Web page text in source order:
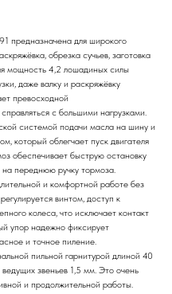
предназначена для широкого
обрезка сучьев, заготовка
мощность 4,2 лошадиных силы
даже валку и раскряжёвку
превосходной
с большими нагрузками.
системой подачи масла на шину и
который облегчает пуск двигателя
обеспечивает быструю остановку
переднюю ручку тормоза.
и комфортной работе без
винтом, доступ к
колеса, что исключает контакт
упор надежно фиксирует
и точное пиление.
пильной гарнитурой длиной 40
звеньев 1,5 мм. Это очень
и продолжительной работы.